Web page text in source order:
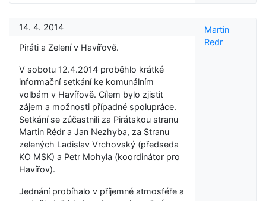
14. 4. 2014
Piráti a Zelení v Havířově.
V sobotu 12.4.2014 proběhlo krátké
informační setkání ke komunálním
volbám v Havířově. Cílem bylo zjistit
zájem a možnosti případné spolupráce.
Setkání se zúčastnili za Pirátskou stranu
Martin Rédr a Jan Nezhyba, za Stranu
zelených Ladislav Vrchovský (předseda
KO MSK) a Petr Mohyla (koordinátor pro
Havířov).
Jednání probíhalo v příjemné atmosféře a
Martin
Redr